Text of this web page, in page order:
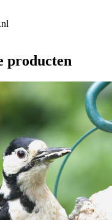
producten